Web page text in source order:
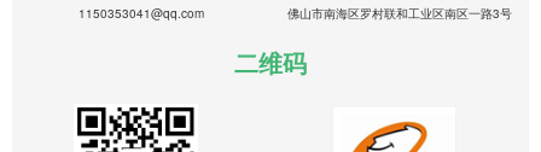
1150353041@qq.com 佛山市南海区罗村联和工业区南区一路3号
二维码